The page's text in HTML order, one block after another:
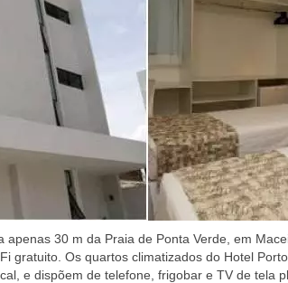
apenas 30 m da Praia de Ponta Verde, em
gratuito. Os quartos climatizados do Hotel
e dispõem de telefone, frigobar e TV de tela